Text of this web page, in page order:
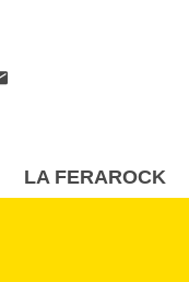
LA FERAROCK